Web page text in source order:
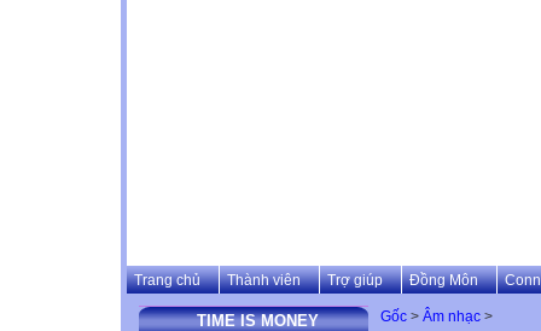
Trang chủ Thành viên Trợ giúp Đồng Môn
TIME IS MONEY Gốc > Âm nhạc >